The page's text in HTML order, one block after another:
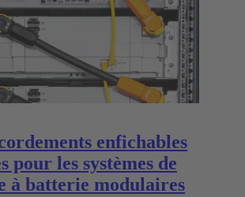
enfichables
pour les systèmes de
à batterie modulaires